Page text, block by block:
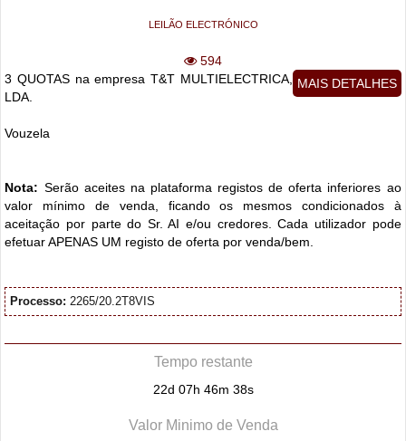
LEILÃO ELECTRÓNICO
594
MAIS DETALHES
3 QUOTAS na empresa T&T MULTIELECTRICA,
LDA.
Vouzela
Nota: Serão aceites na plataforma registos de oferta inferiores ao
valor mínimo de venda, ficando os mesmos condicionados à
aceitação por parte do Sr. AI e/ou credores. Cada utilizador pode
efetuar APENAS UM registo de oferta por venda/bem.
Processo: 2265/20.2T8VIS
Tempo restante
22d 07h 46m 36s
Valor Minimo de Venda